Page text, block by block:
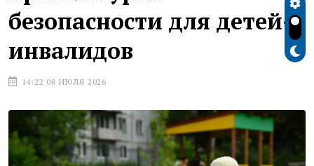
безопасности для детей-
инвалидов
14:22 08 ИЮЛЯ 2026